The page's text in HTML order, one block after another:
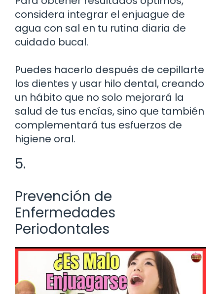
considera integrar el enjuague de
agua con sal en tu rutina diaria de
cuidado bucal.
Puedes hacerlo después de cepillarte
los dientes y usar hilo dental, creando
un hábito que no solo mejorará la
salud de tus encías, sino que también
complementará tus esfuerzos de
higiene oral.
5.
Prevención de
Enfermedades
Periodontales